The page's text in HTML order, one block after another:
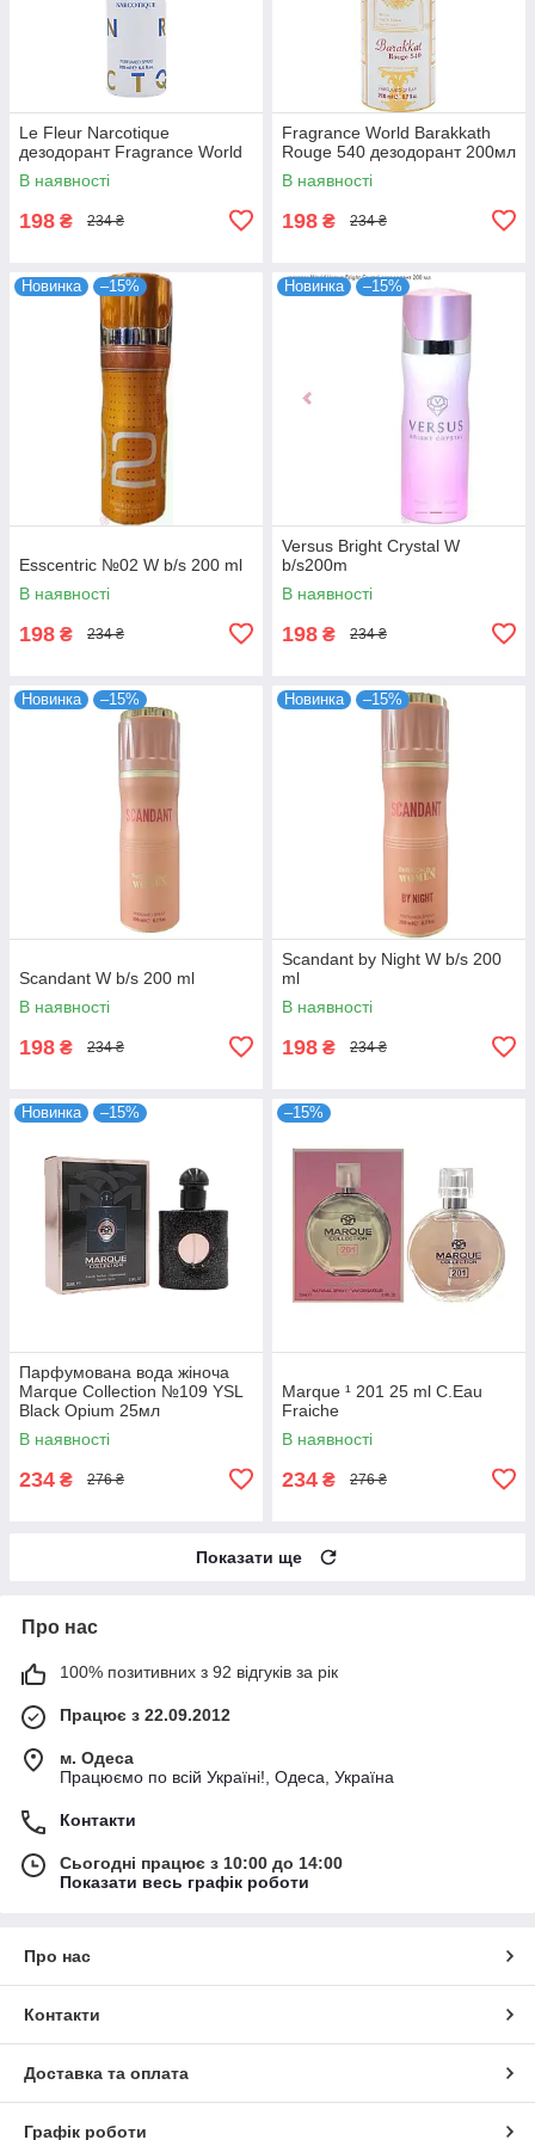
Le Fleur Narcotique
дезодорант Fragrance World
В наявності
198 ₴ 234 ₴
Fragrance World Barakkath
Rouge 540 дезодорант 200мл
В наявності
198 ₴ 234 ₴
Новинка –15%
Esscentric №02 W b/s 200 ml
В наявності
198 ₴ 234 ₴
Новинка –15%
Versus Bright Crystal W
b/s200m
В наявності
198 ₴ 234 ₴
Новинка –15%
Scandant W b/s 200 ml
В наявності
198 ₴ 234 ₴
Новинка –15%
Scandant by Night W b/s 200
ml
В наявності
198 ₴ 234 ₴
Новинка –15%
Парфумована вода жіноча
Marque Collection №109 YSL
Black Opium 25мл
В наявності
234 ₴ 276 ₴
–15%
Marque ¹ 201 25 ml C.Eau
Fraiche
В наявності
234 ₴ 276 ₴
Показати ще
Про нас
100% позитивних з 92 відгуків за рік
Працює з 22.09.2012
м. Одеса
Працюємо по всій Україні!, Одеса, Україна
Контакти
Сьогодні працює з 10:00 до 14:00
Показати весь графік роботи
Про нас
Контакти
Доставка та оплата
Графік роботи